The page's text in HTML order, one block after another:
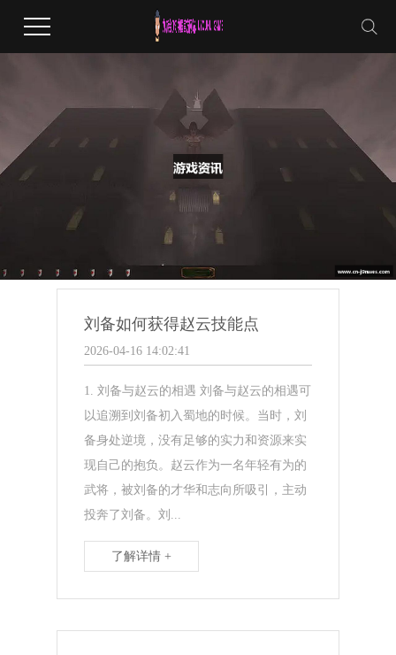
刘备如何获得赵云技能点
2026-04-16 14:02:41
1. 刘备与赵云的相遇 刘备与赵云的相遇可
以追溯到刘备初入蜀地的时候。当时，刘
备身处逆境，没有足够的实力和资源来实
现自己的抱负。赵云作为一名年轻有为的
武将，被刘备的才华和志向所吸引，主动
投奔了刘备。刘...
了解详情 +